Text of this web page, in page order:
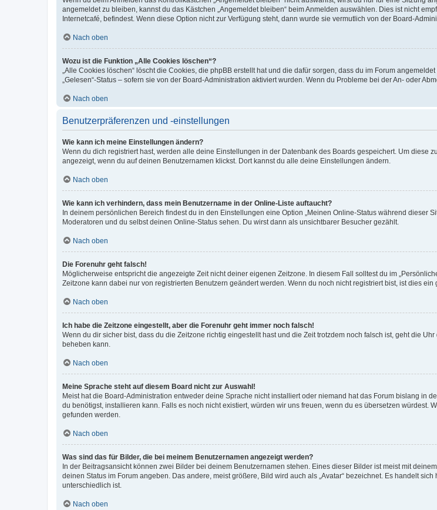
angemeldet zu bleiben, kannst du das Kästchen „Angemeldet bleiben“ beim Anmelden auswählen. Dies ist nicht
Internetcafé, befindest. Wenn diese Option nicht zur Verfügung steht, dann wurde sie vermutlich von der Board-
Nach oben
Wozu ist die Funktion „Alle Cookies löschen“?
„Alle Cookies löschen“ löscht die Cookies, die phpBB erstellt hat und die dafür sorgen, dass du im Forum
„Gelesen“-Status – sofern sie von der Board-Administration aktiviert wurden. Wenn du Probleme bei der An- oder
Nach oben
Benutzerpräferenzen und -einstellungen
Wie kann ich meine Einstellungen ändern?
Wenn du dich registriert hast, werden alle deine Einstellungen in der Datenbank des Boards gespeichert. Um diese
angezeigt, wenn du auf deinen Benutzernamen klickst. Dort kannst du alle deine Einstellungen ändern.
Nach oben
Wie kann ich verhindern, dass mein Benutzername in der Online-Liste auftaucht?
In deinem persönlichen Bereich findest du in den Einstellungen eine Option „Meinen Online-Status während dieser
Moderatoren und du selbst deinen Online-Status sehen. Du wirst dann als unsichtbarer Besucher gezählt.
Nach oben
Die Forenuhr geht falsch!
Möglicherweise entspricht die angezeigte Zeit nicht deiner eigenen Zeitzone. In diesem Fall solltest du im
Zeitzone kann dabei nur von registrierten Benutzern geändert werden. Wenn du noch nicht registriert bist, ist dies ein
Nach oben
Ich habe die Zeitzone eingestellt, aber die Forenuhr geht immer noch falsch!
Wenn du dir sicher bist, dass du die Zeitzone richtig eingestellt hast und die Zeit trotzdem noch falsch ist, geht die
beheben kann.
Nach oben
Meine Sprache steht auf diesem Board nicht zur Auswahl!
Meist hat die Board-Administration entweder deine Sprache nicht installiert oder niemand hat das Forum bislang in
du benötigst, installieren kann. Falls es noch nicht existiert, würden wir uns freuen, wenn du es übersetzen würdest.
gefunden werden.
Nach oben
Was sind das für Bilder, die bei meinem Benutzernamen angezeigt werden?
In der Beitragsansicht können zwei Bilder bei deinem Benutzernamen stehen. Eines dieser Bilder ist meist mit
deinen Status im Forum angeben. Das andere, meist größere, Bild wird auch als „Avatar“ bezeichnet. Es handelt
unterschiedlich ist.
Nach oben